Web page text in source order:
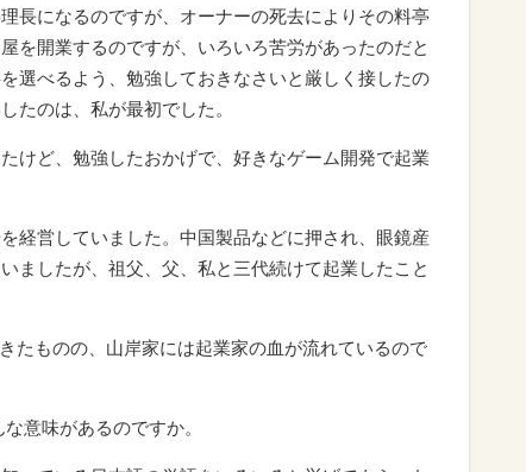
長になるのですが、オーナーの死去によりその料亭
を開業するのですが、いろいろ苦労があったのだと
選べるよう、勉強しておきなさいと厳しく接したの
たのは、私が最初でした。
けど、勉強したおかげで、好きなゲーム開発で起業
経営していました。中国製品などに押され、眼鏡産
ましたが、祖父、父、私と三代続けて起業したこと
たものの、山岸家には起業家の血が流れているので
意味があるのですか。